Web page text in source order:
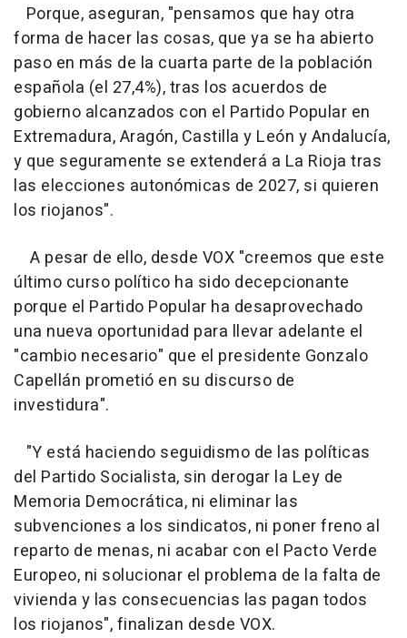
Porque, aseguran, "pensamos que hay otra
forma de hacer las cosas, que ya se ha abierto
paso en más de la cuarta parte de la población
española (el 27,4%), tras los acuerdos de
gobierno alcanzados con el Partido Popular en
Extremadura, Aragón, Castilla y León y Andalucía,
y que seguramente se extenderá a La Rioja tras
las elecciones autonómicas de 2027, si quieren
los riojanos".
A pesar de ello, desde VOX "creemos que este
último curso político ha sido decepcionante
porque el Partido Popular ha desaprovechado
una nueva oportunidad para llevar adelante el
"cambio necesario" que el presidente Gonzalo
Capellán prometió en su discurso de
investidura".
"Y está haciendo seguidismo de las políticas
del Partido Socialista, sin derogar la Ley de
Memoria Democrática, ni eliminar las
subvenciones a los sindicatos, ni poner freno al
reparto de menas, ni acabar con el Pacto Verde
Europeo, ni solucionar el problema de la falta de
vivienda y las consecuencias las pagan todos
los riojanos", finalizan desde VOX.